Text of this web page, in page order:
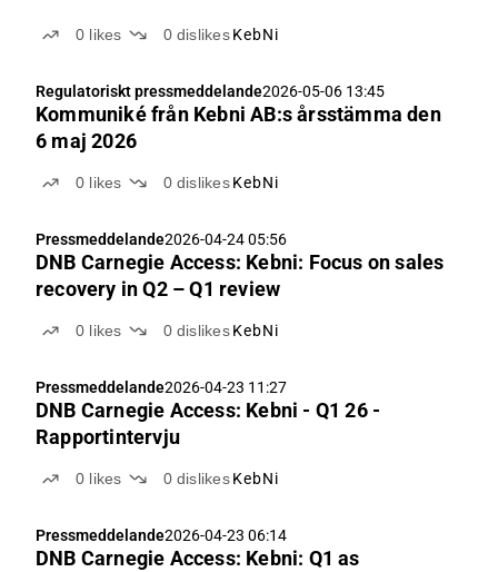
0 likes 0 dislikes KebNi
Regulatoriskt pressmeddelande2026-05-06 13:45
Kommuniké från Kebni AB:s årsstämma den
6 maj 2026
0 likes 0 dislikes KebNi
Pressmeddelande2026-04-24 05:56
DNB Carnegie Access: Kebni: Focus on sales
recovery in Q2 – Q1 review
0 likes 0 dislikes KebNi
Pressmeddelande2026-04-23 11:27
DNB Carnegie Access: Kebni - Q1 26 -
Rapportintervju
0 likes 0 dislikes KebNi
Pressmeddelande2026-04-23 06:14
DNB Carnegie Access: Kebni: Q1 as